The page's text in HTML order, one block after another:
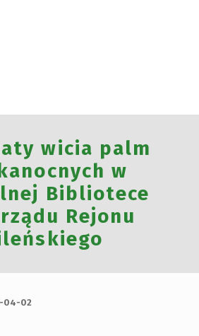
wicia palm
w
Bibliotece
Rejonu
04-02